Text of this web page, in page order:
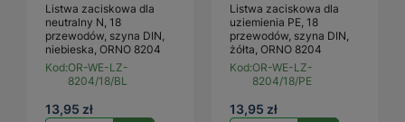
Listwa zaciskowa dla
neutralny N, 18
przewodów, szyna DIN,
niebieska, ORNO 8204
Kod:OR-WE-LZ-
8204/18/BL
13,95 zł
Listwa zaciskowa dla
uziemienia PE, 18
przewodów, szyna DIN,
żółta, ORNO 8204
Kod:OR-WE-LZ-
8204/18/PE
13,95 zł